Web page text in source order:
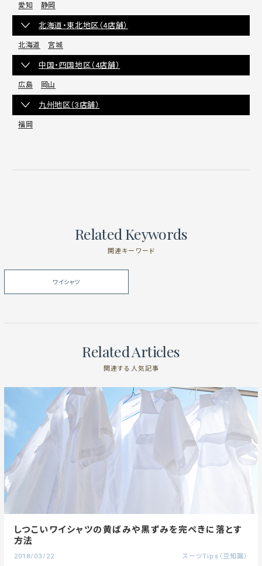
愛知 静岡
北海道・東北地区（4店舗）
北海道 宮城
中国・四国地区（4店舗）
広島 岡山
九州地区（3店舗）
福岡
Related Keywords
関連キーワード
ワイシャツ
Related Articles
関連する人気記事
しつこいワイシャツの黄ばみや黒ずみを完ぺきに落とす
方法
2018/03/22 スーツTips（豆知識）